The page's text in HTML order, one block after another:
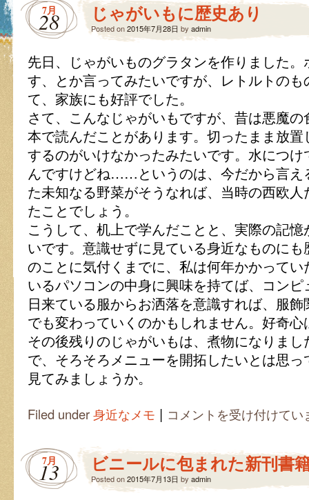
7月
28 じゃがいもに歴史あり
Posted on2015年7月28日 by admin
先日、じゃがいものグラタンを作りました
す、とか言ってみたいですが、レトルトの
て、家族にも好評でした。
さて、こんなじゃがいもですが、昔は悪魔
本で読んだことがあります。切ったまま放
するのがいけなかったみたいです。水につ
んですけどね……というのは、今だから言え
た未知なる野菜がそうなれば、当時の西欧
たことでしょう。
こうして、机上で学んだことと、実際の記
いです。意識せずに見ている身近なものに
のことに気付くまでに、私は何年かかって
いるパソコンの中身に興味を持てば、コン
日来ている服からお洒落を意識すれば、服
でも変わっていくのかもしれません。好奇
その後残りのじゃがいもは、煮物になりま
で、そろそろメニューを開拓したいとは思
見てみましょうか。
Filed under身近なメモ |
じ
ゃ
も
に
歴
コメントを受け付けてい
7月
13 ビニールに包まれた新刊書
Posted on2015年7月13日 by admin